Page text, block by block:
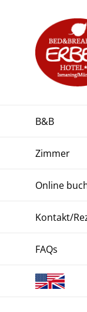
springen
B&B
Zimmer
Online
Kontakt/
FAQs